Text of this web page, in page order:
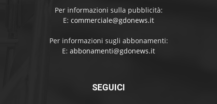
Per informazioni sulla pubblicità:
E: commerciale@gdonews.it
Per informazioni sugli abbonamenti:
E: abbonamenti@gdonews.it
SEGUICI